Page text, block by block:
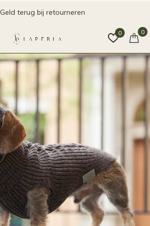
0 0
Geld terug bij retourneren